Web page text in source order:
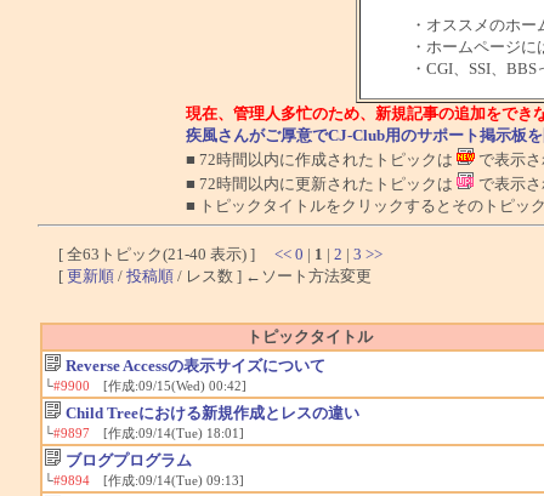
・オススメのホ
・ホームページ
・CGI、SSI、
現在、管理人多忙のため、新規記事の追加をでき
疾風さんがご厚意でCJ-Club用のサポート掲示板
■ 72時間以内に作成されたトピックは
で表示
■ 72時間以内に更新されたトピックは
で表示
■ トピックタイトルをクリックするとそのトピッ
[ 全63トピック(21-40 表示) ] << 0 | 1 | 2 | 3 >>
[ 更新順 / 投稿順 / レス数 ] ←ソート方法変更
トピックタイトル
Reverse Accessの表示サイズについて
└#9900 [作成:09/15(Wed) 00:42]
Child Treeにおける新規作成とレスの違い
└#9897[作成:09/14(Tue) 18:01]
ブログプログラム
└#9894[作成:09/14(Tue) 09:13]